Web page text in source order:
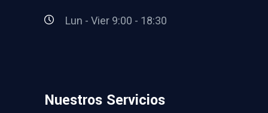
Lun - Vier 9:00 - 18:30
Nuestros Servicios